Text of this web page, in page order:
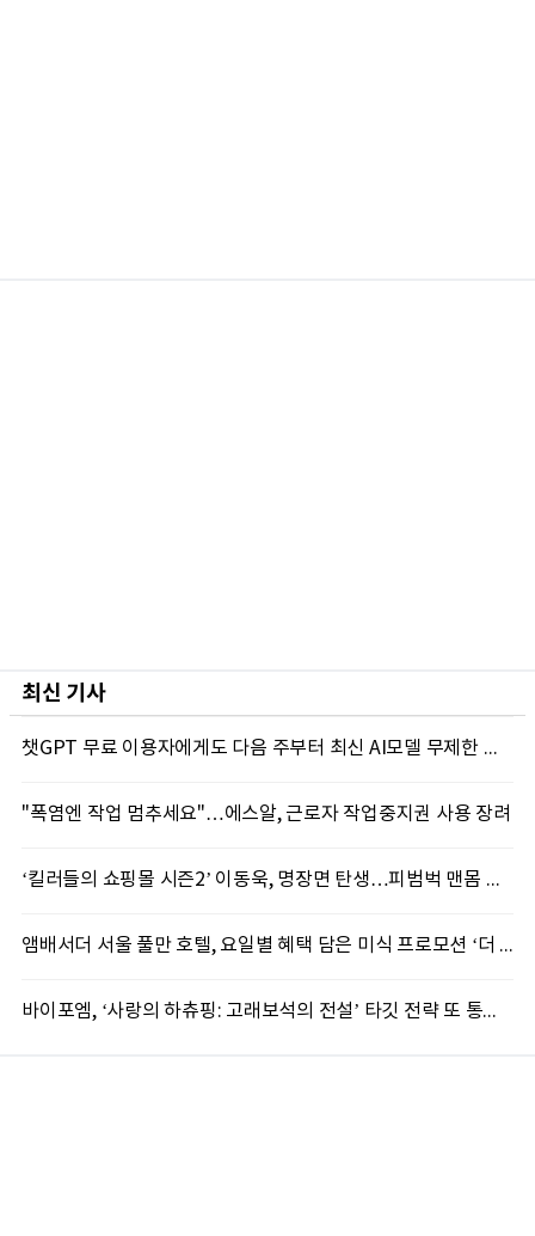
최신 기사
챗GPT 무료 이용자에게도 다음 주부터 최신 AI모델 무제한 제공...오픈AI, GPT-5.6 '루나' 모델 제한없이 제공키로
"폭염엔 작업 멈추세요"…에스알, 근로자 작업중지권 사용 장려
‘킬러들의 쇼핑몰 시즌2’ 이동욱, 명장면 탄생…피범벅 맨몸 액션 ‘감탄’
앰배서더 서울 풀만 호텔, 요일별 혜택 담은 미식 프로모션 ‘더 킹스 : 다이닝 프리빌리지즈’ 선봬
바이포엠, ‘사랑의 하츄핑: 고래보석의 전설’ 타깃 전략 또 통했다